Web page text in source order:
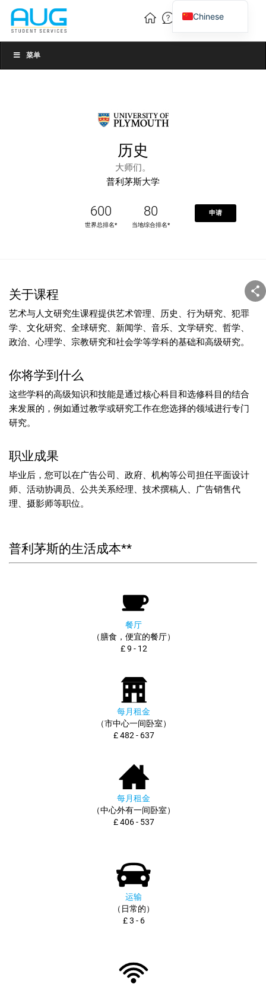
菜单
历史
大师们。
普利茅斯大学
600
世界总排名*
80
当地综合排名*
申请
关于课程
艺术与人文研究生课程提供艺术管理、历史、行为研究、犯罪
学、文化研究、全球研究、新闻学、音乐、文学研究、哲学、
政治、心理学、宗教研究和社会学等学科的基础和高级研究。
你将学到什么
这些学科的高级知识和技能是通过核心科目和选修科目的结合
来发展的，例如通过教学或研究工作在您选择的领域进行专门
研究。
职业成果
毕业后，您可以在广告公司、政府、机构等公司担任平面设计
师、活动协调员、公共关系经理、技术撰稿人、广告销售代
理、摄影师等职位。
普利茅斯的生活成本**
餐厅
（膳食，便宜的餐厅）
£ 9 - 12
每月租金
（市中心一间卧室）
£ 482 - 637
每月租金
（中心外有一间卧室）
£ 406 - 537
运输
（日常的）
£ 3 - 6
Chinese